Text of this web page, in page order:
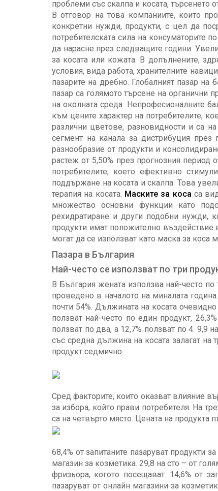
проблеми със скалпа и косата, търсенето
В отговор на това компаниите, които
конкретни нужди, продукти, с цел да
потребителската сила на консуматорите
да нарасне през следващите години.
за косата или кожата. В допълнените,
условия, вида работа, хранителните
пазарите на дребно. Глобалният пазар на
пазар са голямото търсене на органични
на околната среда. Непрофесионалните
към цените характер на потребителите,
различни цветове, разновидности и са
сегмент на канала за дистрибуция
разнообразие от продукти и
растеж от 5,50% през прогнозния период
потребителите, което ефективно
поддържане на косата и скалпа. Това
терапия на косата. Маските за коса са
множество основни функции като
рехидратиране и други подобни нужди,
продукти имат положително въздействие
могат да се използват като маска за коса
Пазара в България
Най-често се използват по три
В България жената използва най-често
проведено в началото на миналата
почти 54%. Дължината на косата
ползват най-често по един продукт,
ползват по два, а 12,7% ползват по 4. 9,9
със средна дължина на косата залагат на
продукт седмично.
Сред факторите, които оказват влияние
за избора, който прави потребителя. На
са на четвърто място. Цената на продукта
68,4% от запитаните пазаруват продукти
магазин за козметика. 29,8 на сто – от
фризьора, когото посещават. 14,6% от
пазаруват от онлайн магазини за